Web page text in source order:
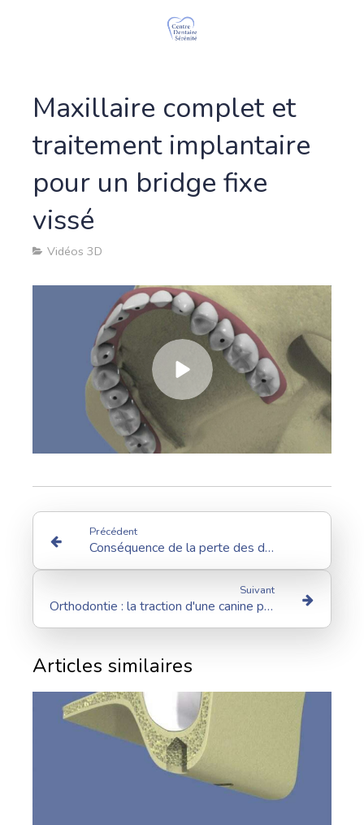
Maxillaire complet et
traitement implantaire
pour un bridge fixe
vissé
Vidéos 3D
Précédent
Conséquence de la perte des dents postérieures
Suivant
Orthodontie : la traction d'une canine palatine incluse
Articles similaires